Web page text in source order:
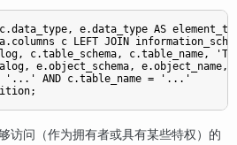
c.data_type, e.data_type AS
c LEFT JOIN
c.table_schema, c.table_name,
e.object_schema, e.object_name,
= '...' AND c.table_name = '...'
访问（作为拥有者或具有某些特权）的